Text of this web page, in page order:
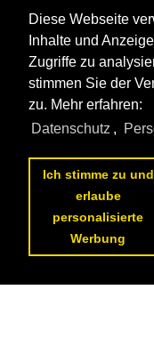
Diese Webseite
Inhalte und
Zugriffe zu
stimmen Sie der
zu. Mehr erfahren:
Datenschutz ,
Ich stimme zu und
erlaube
personalisierte
Werbung